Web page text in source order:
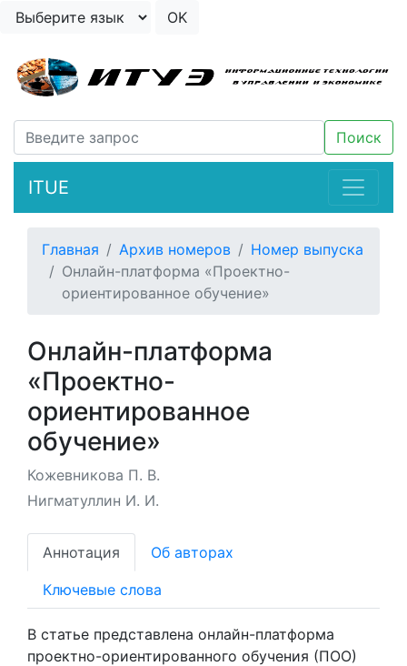
ITUE
Главная Архив номеров
Номер выпуска
Онлайн-платформа «Проектно-
ориентированное обучение»
Онлайн-платформа
«Проектно-
ориентированное
обучение»
Кожевникова П. В.
Нигматуллин И. И.
Аннотация Об авторах
Ключевые слова
В статье представлена онлайн-платформа
проектно-ориентированного обучения (ПОО)